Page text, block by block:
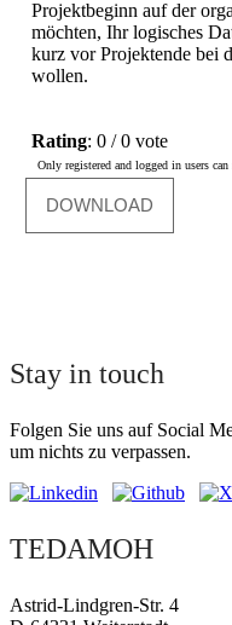
Projektbeginn auf der
möchten, Ihr logisches
kurz vor Projektende bei
wollen.
Rating: 0 / 0 vote
Only registered and logged in users
Stay in touch
Folgen Sie uns auf Social
um nichts zu verpassen.
TEDAMOH
Astrid-Lindgren-Str. 4